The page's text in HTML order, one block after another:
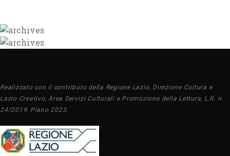
Realizzato con il contributo della Regione Lazio, Direzione Cultura e
Lazio Creativo, Area Servizi Culturali e Promozione della Lettura, L.R. n.
24/2019, Piano 2023.